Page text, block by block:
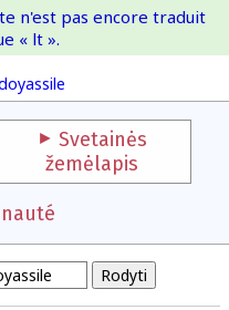
IOI
n'est pas encore traduit
« lt ».
Svetainės
žemėlapis